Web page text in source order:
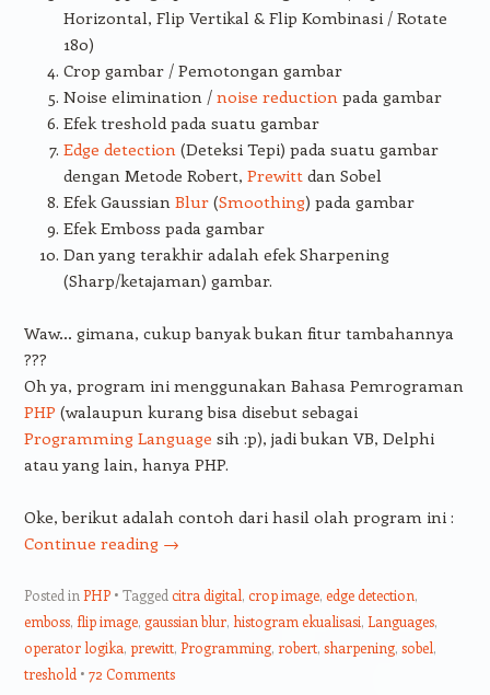
Horizontal, Flip Vertikal & Flip Kombinasi / Rotate
180)
Crop gambar / Pemotongan gambar
Noise elimination / noise reduction pada gambar
Efek treshold pada suatu gambar
Edge detection (Deteksi Tepi) pada suatu gambar
dengan Metode Robert, Prewitt dan Sobel
Efek Gaussian Blur(Smoothing) pada gambar
Efek Emboss pada gambar
Dan yang terakhir adalah efek Sharpening
(Sharp/ketajaman) gambar.
Waw… gimana, cukup banyak bukan fitur tambahannya
???
Oh ya, program ini menggunakan Bahasa Pemrograman
PHP (walaupun kurang bisa disebut sebagai
Programming Language sih :p), jadi bukan VB, Delphi
atau yang lain, hanya PHP.
Oke, berikut adalah contoh dari hasil olah program ini :
Continue reading →
Posted in PHP Tagged citra digital, crop image, edge detection,
emboss, flip image, gaussian blur, histogram ekualisasi, Languages,
operator logika, prewitt, Programming, robert, sharpening, sobel,
treshold
72 Comments